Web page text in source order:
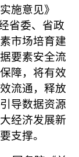
施意见》
省委、省政
市场培育建
要素安全流
障，将有效
流通，释放
导数据资源
经济发展新
支撑。